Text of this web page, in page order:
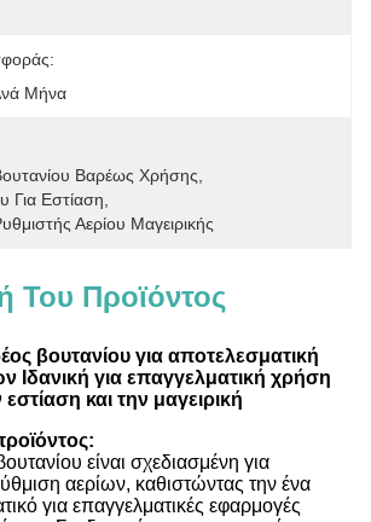
Μήνα
Βαρέως Χρήσης
Για Εστίαση
Αερίου Μαγειρικής
Του Προϊόντος
βουτανίου για αποτελεσματική
Ιδανική για επαγγελματική χρήση
και την μαγειρική
είναι σχεδιασμένη για
αερίων, καθιστώντας την ένα
για επαγγελματικές εφαρμογές